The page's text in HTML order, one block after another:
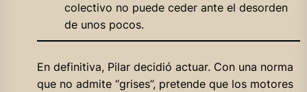
colectivo no puede ceder ante el desorden
de unos pocos.
En definitiva, Pilar decidió actuar. Con una norma
que no admite “grises”, pretende que los motores